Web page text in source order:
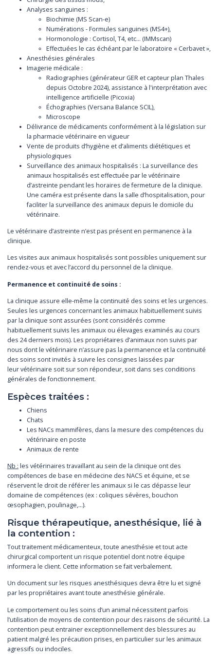
Analyses sanguines :
Biochimie (MS Scan-e)
Numérations - Formules sanguines (MS4+),
Hormonologie : Cortisol, T4, etc... (IMMscan)
Effectuées le cas échéant par le laboratoire « Cerbavet »,
Anesthésies générales
Imagerie médicale :
Radiographies (générateur GER et capteur plan Thales
depuis Octobre 2024), assistance à l'interprétation avec
intelligence artificielle (Picoxia)
Échographies (Versana Balance SCIL),
Microscope
Délivrance de médicaments conformément à la législation sur
la pharmacie vétérinaire en vigueur
Vente de produits d’hygiène et d’aliments diététiques et
physiologiques
Surveillance des animaux hospitalisés : La surveillance des
animaux hospitalisés est effectuée par le vétérinaire
d’astreinte pendant les horaires de fermeture de la clinique.
Une caméra est présente dans la salle d’hospitalisation, pour
faciliter la surveillance des animaux depuis le domicile du
vétérinaire.
Le vétérinaire d’astreinte n’est pas présent en permanence à la
clinique.
Les visites aux animaux hospitalisés sont possibles uniquement sur
rendez-vous et avec l’accord du personnel de la clinique.
Permanence et continuité de soins :
La clinique assure elle-même la continuité des soins et les urgences.
Seules les urgences concernant les animaux habituellement suivis
par la clinique sont assurées (sont considérés comme
habituellement suivis les animaux ou élevages examinés au cours
des 24 derniers mois). Les propriétaires d’animaux non suivis par
nous dont le vétérinaire n’assure pas la permanence et la continuité
des soins sont invités à suivre les consignes laissées par
leurvétérinaire soit sur son répondeur, soit dans ses conditions
générales de fonctionnement.
Espèces traitées :
Chiens
Chats
Les NACs mammifères, dans la mesure des compétences du
vétérinaire en poste
Animaux de rente
Nb : les vétérinaires travaillant au sein de la clinique ont des
compétences de base en médecine des NACS et équine, et se
réservent le droit de référer les animaux si le cas dépasse leur
domaine de compétences (ex : coliques sévères, bouchon
œsophagien, poulinage,…).
Risque thérapeutique, anesthésique, lié à
la contention :
Tout traitement médicamenteux, toute anesthésie et tout acte
chirurgical comportent un risque potentiel dont notre équipe
informera le client. Cette information se fait verbalement.
Un document sur les risques anesthésiques devra être lu et signé
par les propriétaires avant toute anesthésie générale.
Le comportement ou les soins d’un animal nécessitent parfois
l’utilisation de moyens de contention pour des raisons de sécurité. La
contention peut entrainer exceptionnellement des blessures au
patient malgré les précaution prises, en particulier sur les animaux
agressifs ou indociles.